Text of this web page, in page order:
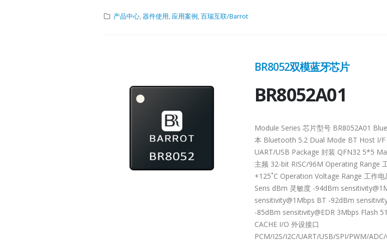
产品中心,器件使用,应用案例,百瑞互联/Barrot
BR8052双模蓝牙芯片
BR8052A01
Module Series 芯片型号 BR8052A01
本 Bluetooth 5.2 Dual Mode BT Host I/F
UART/USB Package 封装 QFN32 5*5
主频 32-bit RISC/96M Operating Range
+125˚C Operation Voltage Range 工作电
Sens dBm 灵敏度 -94dBm
sensitivity@1Mbps BT -92dBm
-85dBm sensitivity@EDR 3Mbps Flash
CACHE I/O 外设接口
PCM/I2S/I2C/UART/USB/SPI/PWM/
9X9QFN64-
7.5x7.5ApplicationTTL to MIPILVDS to MIPIMIPI/LVDS
Documentation
NamePackageDescriptionStatusDownloadLT8918QFN64-
7.5x7.5MIPI DSI/CSI-2
QFN64-
6 月
Lontium HDMI/DP
HDMI/DP
Switch：
Product
Selection
4-IN 1-OUT Switch3-
IN 1-OUT Switch2-IN 1-
OUT